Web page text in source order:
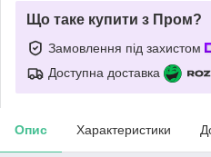
Що таке купити з Пром?
Замовлення під захистом
Доступна доставка
Опис Характеристики